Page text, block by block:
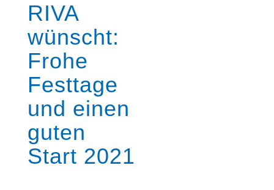
RIVA
wünscht:
Frohe
Festtage
und einen
guten
Start 2021